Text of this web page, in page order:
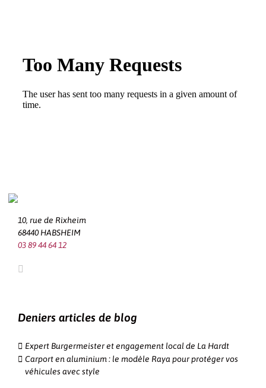
10, rue de Rixheim
68440 HABSHEIM
03 89 44 64 12
Deniers articles de blog
Expert Burgermeister et engagement local de La Hardt
Carport en aluminium : le modèle Raya pour protéger vos
véhicules avec style